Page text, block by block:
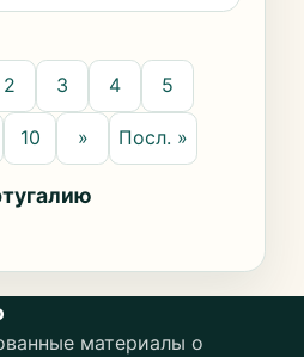
2 3 4 5
10 » Посл. »
материалы о